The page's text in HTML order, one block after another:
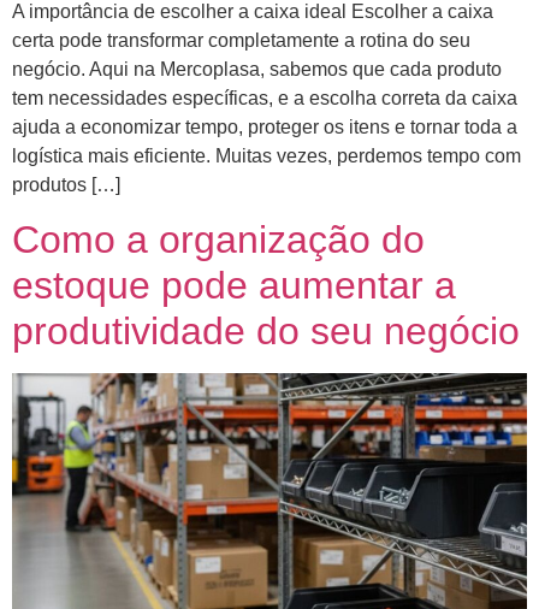
A importância de escolher a caixa ideal Escolher a caixa
certa pode transformar completamente a rotina do seu
negócio. Aqui na Mercoplasa, sabemos que cada produto
tem necessidades específicas, e a escolha correta da caixa
ajuda a economizar tempo, proteger os itens e tornar toda a
logística mais eficiente. Muitas vezes, perdemos tempo com
produtos […]
Como a organização do
estoque pode aumentar a
produtividade do seu negócio